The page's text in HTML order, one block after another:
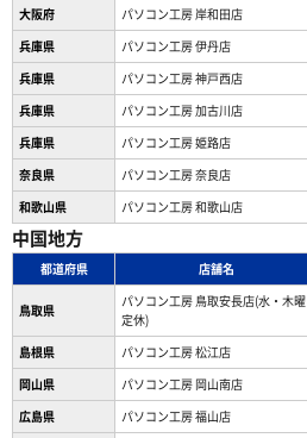
大阪府
パソコン工房 岸和田店
兵庫県
パソコン工房 伊丹店
兵庫県
パソコン工房 神戸西店
兵庫県
パソコン工房 加古川店
兵庫県
パソコン工房 姫路店
奈良県
パソコン工房 奈良店
和歌山県
パソコン工房 和歌山店
中国地方
都道府県 店舗名
鳥取県
パソコン工房 鳥取安長店(水・木曜
定休)
島根県 パソコン工房 松江店
岡山県
パソコン工房 岡山南店
広島県
パソコン工房 福山店